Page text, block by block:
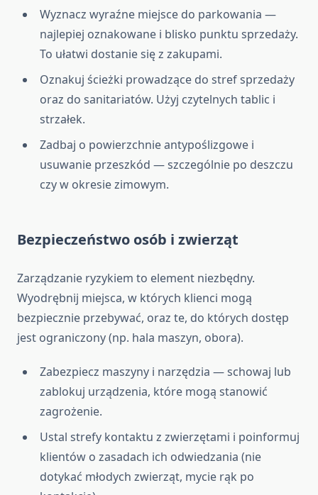
Wyznacz wyraźne miejsce do parkowania —
najlepiej oznakowane i blisko punktu sprzedaży.
To ułatwi dostanie się z zakupami.
Oznakuj ścieżki prowadzące do stref sprzedaży
oraz do sanitariatów. Użyj czytelnych tablic i
strzałek.
Zadbaj o powierzchnie antypoślizgowe i
usuwanie przeszkód — szczególnie po deszczu
czy w okresie zimowym.
Bezpieczeństwo osób i zwierząt
Zarządzanie ryzykiem to element niezbędny.
Wyodrębnij miejsca, w których klienci mogą
bezpiecznie przebywać, oraz te, do których dostęp
jest ograniczony (np. hala maszyn, obora).
Zabezpiecz maszyny i narzędzia — schowaj lub
zablokuj urządzenia, które mogą stanowić
zagrożenie.
Ustal strefy kontaktu z zwierzętami i poinformuj
klientów o zasadach ich odwiedzania (nie
dotykać młodych zwierząt, mycie rąk po